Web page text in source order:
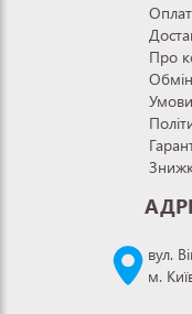
Про
вул.
м.